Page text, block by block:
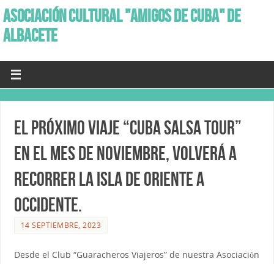
ASOCIACIÓN CULTURAL "AMIGOS DE CUBA" DE
ALBACETE
El próximo Viaje “Cuba Salsa Tour”
en el mes de Noviembre, volverá a
recorrer la isla de Oriente a
Occidente.
14 SEPTIEMBRE, 2023
Desde el Club “Guaracheros Viajeros” de nuestra Asociación